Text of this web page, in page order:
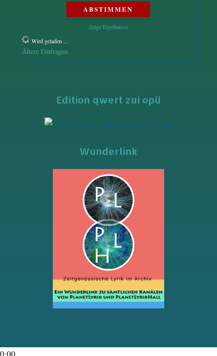
Zeige Ergebnisse
Wird geladen ...
Ältere Umfragen
Edition qwert zui opü
Wunderlink
0:00